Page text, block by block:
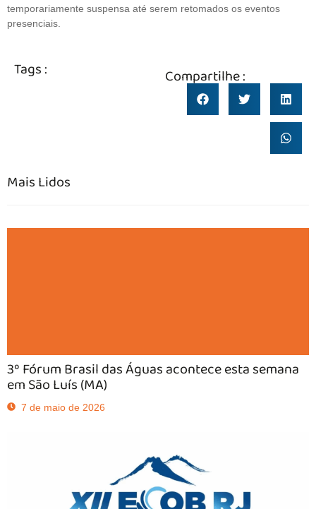
temporariamente suspensa até serem retomados os eventos
presenciais.
Tags : Compartilhe :
Mais Lidos
3º Fórum Brasil das Águas acontece esta semana
em São Luís (MA)
7 de maio de 2026